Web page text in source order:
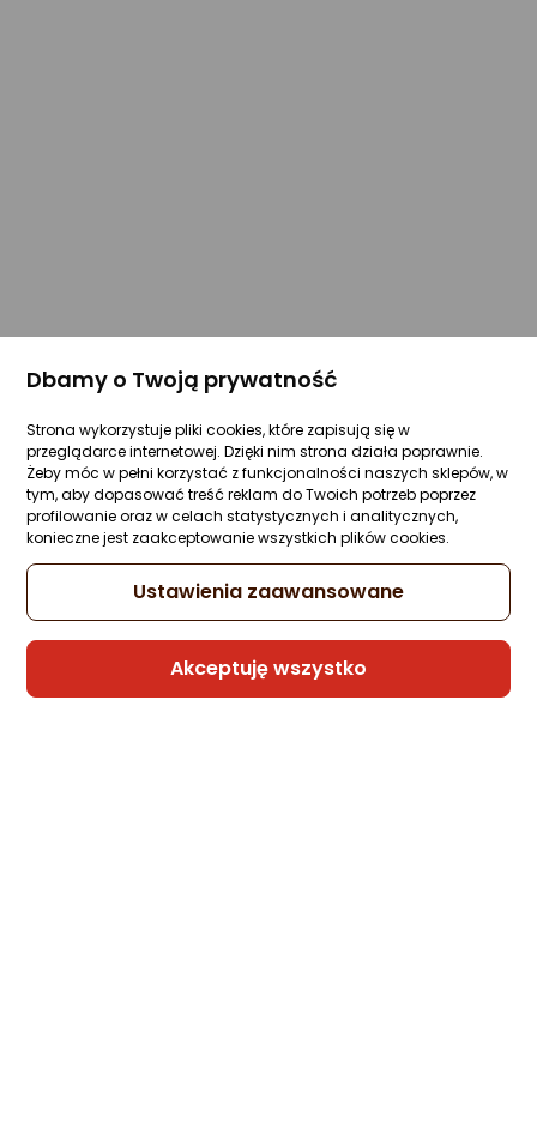
Dbamy o Twoją prywatność
Strona wykorzystuje pliki cookies, które zapisują się w
przeglądarce internetowej. Dzięki nim strona działa poprawnie.
Żeby móc w pełni korzystać z funkcjonalności naszych sklepów, w
tym, aby dopasować treść reklam do Twoich potrzeb poprzez
profilowanie oraz w celach statystycznych i analitycznych,
konieczne jest zaakceptowanie wszystkich plików cookies.
Ustawienia zaawansowane
Akceptuję wszystko